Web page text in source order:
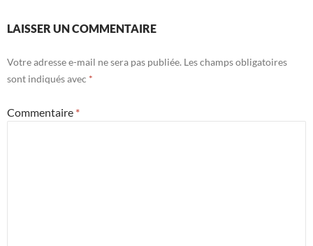
LAISSER UN COMMENTAIRE
Votre adresse e-mail ne sera pas publiée. Les champs obligatoires
sont indiqués avec *
Commentaire *